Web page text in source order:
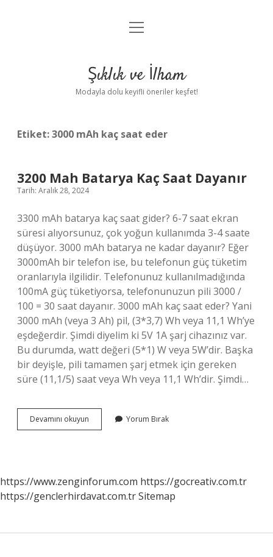
Anasayfa
Yasal Uyarı
menüyü
Şıklık ve İlham
Modayla dolu keyifli öneriler keşfet!
Etiket:3000 mAh kaç saat eder
3200 Mah Batarya Kaç Saat Dayanır
Tarih: Aralık 28, 2024
3300 mAh batarya kaç saat gider? 6-7 saat ekran
süresi alıyorsunuz, çok yoğun kullanımda 3-4 saate
düşüyor. 3000 mAh batarya ne kadar dayanır? Eğer
3000mAh bir telefon ise, bu telefonun güç tüketim
oranlarıyla ilgilidir. Telefonunuz kullanılmadığında
100mA güç tüketiyorsa, telefonunuzun pili 3000 /
100 = 30 saat dayanır. 3000 mAh kaç saat eder? Yani
3000 mAh (veya 3 Ah) pil, (3*3,7) Wh veya 11,1 Wh’ye
eşdeğerdir. Şimdi diyelim ki 5V 1A şarj cihazınız var.
Bu durumda, watt değeri (5*1) W veya 5W’dir. Başka
bir deyişle, pili tamamen şarj etmek için gereken
süre (11,1/5) saat veya Wh veya 11,1 Wh’dir. Şimdi…
Devamını okuyun
Mah
Yorum Bırak
https://www.zenginforum.com https://gocreativ.com.tr
https://genclerhirdavat.com.trSitemap